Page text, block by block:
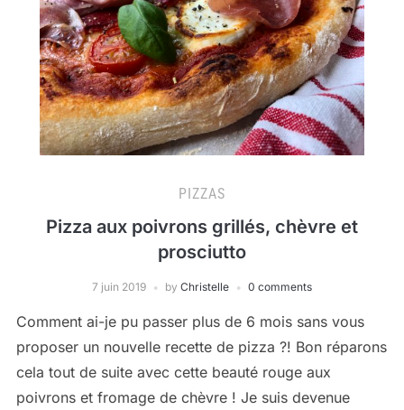
PIZZAS
Pizza aux poivrons grillés, chèvre et
prosciutto
7 juin 2019 by Christelle 0 comments
Comment ai-je pu passer plus de 6 mois sans vous
proposer un nouvelle recette de pizza ?! Bon réparons
cela tout de suite avec cette beauté rouge aux
poivrons et fromage de chèvre ! Je suis devenue